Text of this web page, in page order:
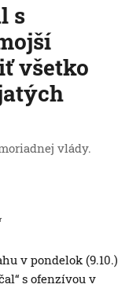
s
všetko
vlády.
v pondelok (9.10.)
s ofenzívou v